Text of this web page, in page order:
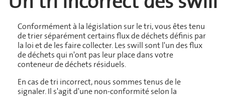
Conformément à la législation sur le tri, vous êtes tenu
de trier séparément certains flux de déchets définis par
la loi et de les faire collecter. Les swill sont l'un des flux
de déchets qui n'ont pas leur place dans votre
conteneur de déchets résiduels.
En cas de tri incorrect, nous sommes tenus de le
signaler. Il s'agit d'une non-conformité selon la